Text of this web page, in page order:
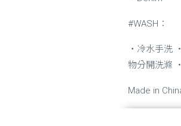
#WASH：
・冷水手洗
物分開洗滌
Made in